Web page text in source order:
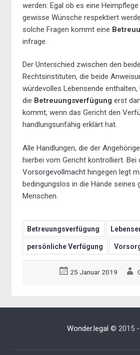
werden: Egal ob es eine
gewisse Wünsche respektiert
solche Fragen kommt eine
infrage.
Der Unterschied zwischen den
Rechtsinstituten, die beide
würdevolles Lebensende enthalten,
die Betreuungsverfügung erst
kommt, wenn das Gericht den
handlungsunfähig erklärt hat.
Alle Handlungen, die der
hierbei vom Gericht kontrolliert. Bei
Vorsorgevollmacht hingegen legt
bedingungslos in die Hände seines
Menschen.
Betreuungsverfügung
persönliche Verfügung
25 Januar 2019
Wonder.legal © 2015 -